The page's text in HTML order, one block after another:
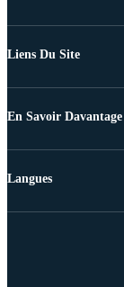
Liens Du Site
En Savoir Davantage
Langues